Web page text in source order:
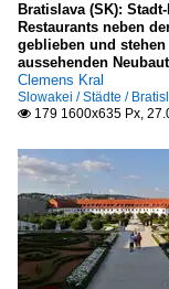
Bratislava (SK):
Restaurants neben
geblieben und
aussehenden
Clemens Kral
Slowakei / Städte /
 179 1600x635 Px,